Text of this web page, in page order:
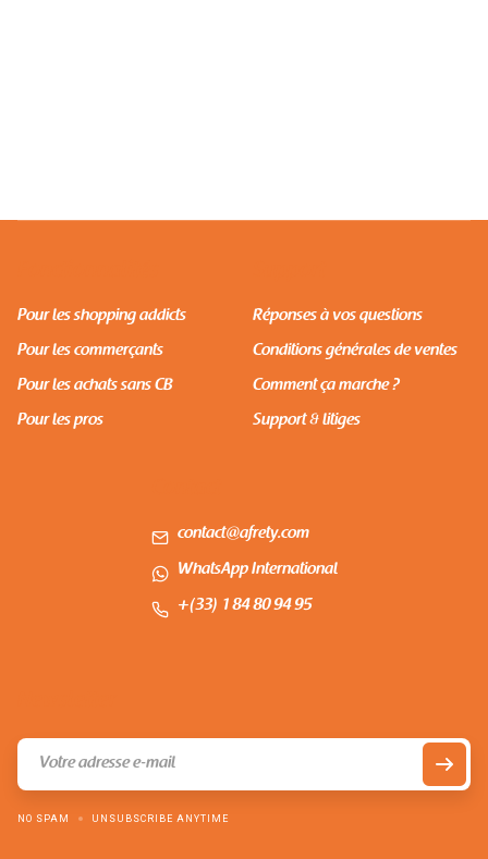
Pour les shopping addicts
Pour les commerçants
Pour les achats sans CB
Pour les pros
Réponses à vos questions
Conditions générales de ventes
Comment ça marche ?
Support & litiges
contact@afrety.com
WhatsApp International
+(33) 1 84 80 94 95
NO SPAM UNSUBSCRIBE ANYTIME